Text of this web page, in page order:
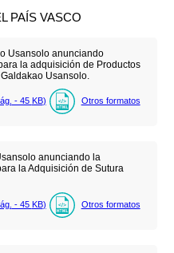
PAÍS VASCO
Usansolo anunciando
la adquisición de Productos
Usansolo.
- 45 KB) Otros formatos
anunciando la
la Adquisición de Sutura
- 45 KB) Otros formatos